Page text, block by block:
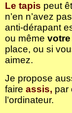
Le tapis peut
n’en n’avez
anti-dérapant
ou même votre
place, ou si
aimez.
Je propose
faire assis, par
l’ordinateur.